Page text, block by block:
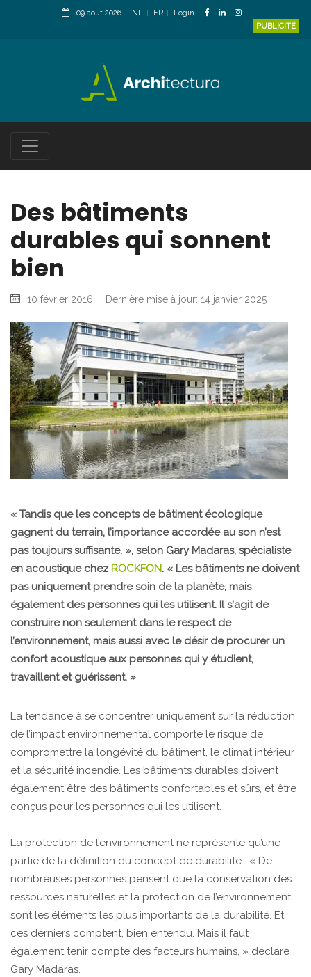
09 août 2026 NL FR
Login
PUBLICITÉ
Des bâtiments
durables qui sonnent
bien
10 février 2016 Dernière mise à jour: 14 janvier 2025
« Tandis que les concepts de bâtiment écologique
gagnent du terrain, l’importance accordée au son n’est
pas toujours suffisante. », selon Gary Madaras, spécialiste
en acoustique chez ROCKFON. « Les bâtiments ne doivent
pas uniquement prendre soin de la planète, mais
également des personnes qui les utilisent. Il s'agit de
construire non seulement dans le respect de
l’environnement, mais aussi avec le désir de procurer un
confort acoustique aux personnes qui y étudient,
travaillent et guérissent. »
La tendance à se concentrer uniquement sur la réduction
de l’impact environnemental comporte le risque de
compromettre la longévité du bâtiment, le climat intérieur
et la sécurité incendie. Les bâtiments durables doivent
également être des bâtiments confortables et sûrs, et être
conçus pour les personnes qui les utilisent.
La protection de l’environnement ne représente qu’une
partie de la définition du concept de durabilité : « De
nombreuses personnes pensent que la conservation des
ressources naturelles et la protection de l’environnement
sont les éléments les plus importants de la durabilité. Et
ces derniers comptent, bien entendu. Mais il faut
également tenir compte des facteurs humains, » déclare
Gary Madaras.